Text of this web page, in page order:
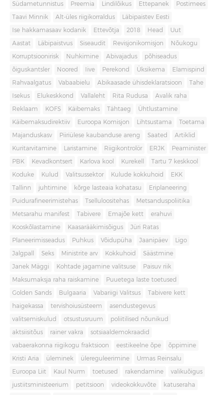
Südametunnistus Preemia Lindilõikus Ettepanek Postimees
Taavi Minnik Alt-üles riigikorraldus Läbipaistev Eesti
Ise hakkamasaav kodanik Ettevõtja 2018 Head Uut
Aastat Läbipaistvus Siseaudit Revisjonikomisjon Nõukogu
Korruptsioonirisk Nuhkimine Abivajadus põhiseadus
õiguskantsler Noored Iive Perekond Üksikema Elamispind
Rahvaalgatus Vabaabielu Abikaasade ühisdeklaratsioon Tahe
Isekus Elukeskkond Vallaleht Rita Rudusa Avalik raha
Reklaam KOFS Käibemaks Tähtaeg Ühtlustamine
Käibemaksudirektiiv Euroopa Komisjon Lihtsustama Toetama
Majanduskasv Piiriülese kaubanduse areng Saated Artiklid
Kuritarvitamine Laristamine Riigikontrolör ERJK Peaminister
PBK Kevadkontsert Karlova kool Kurekell Tartu 7 keskkool
Koduke Kulud Valitsussektor Kulude kokkuhoid EKK
Tallinn juhtimine kõrge lasteaia kohatasu Eriplaneering
Puidurafineerimistehas Tselluloositehas Metsanduspoliitika
Metsarahu manifest Tabivere Emajõe kett erahuvi
Kooskõlastamine Kaasarääkimisõigus Jüri Ratas
Planeerimisseadus Puhkus Võidupüha Jaanipäev Ligo
Jalgpall Seks Ministrite arv Kokkuhoid Säästmine
Janek Mäggi Kohtade jagamine valitsuse Paisuv riik
Maksumaksja raha raiskamine Puuetega laste toetused
Golden Sands Bulgaaria Vabariigi Valitsus Tabivere kett
haigekassa tervishoiusüsteem asendustegevus
valitsemiskulud otsustusruum poliitilised nõunikud
aktsiisitõus rainer vakra sotsiaaldemokraadid
vabaerakonna riigikogu fraktsioon eestikeelne õpe õppimine
Kristi Aria üleminek ülereguleerimine Urmas Reinsalu
Euroopa Liit Kaul Nurm toetused rakendamine valikuõigus
justiitsministeerium petitsioon videokokkuvõte katuseraha